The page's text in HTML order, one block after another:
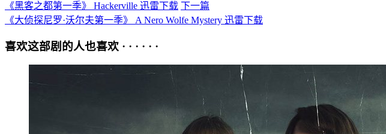
《黑客之都第一季》 Hackerville 迅雷下载 下一篇
《大侦探尼罗·沃尔夫第一季》 A Nero Wolfe Mystery 迅雷下载
喜欢这部剧的人也喜欢 · · · · · ·